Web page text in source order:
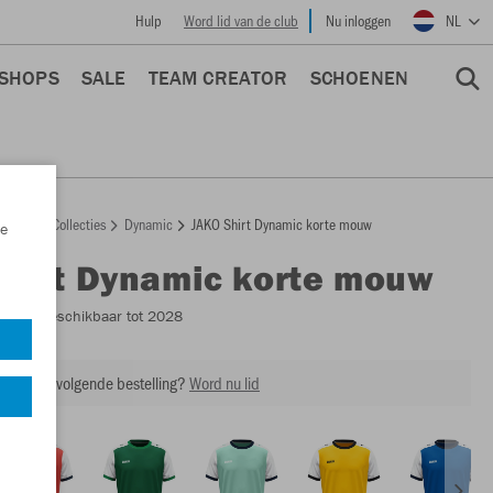
Hulp Word lid van de club Nu inloggen NL
SALE TEAM CREATOR SCHOENEN
Collecties Dynamic JAKO Shirt Dynamic korte mouw
Shirt Dynamic korte mouw
- Beschikbaar tot 2028
op je volgende bestelling?Word nu lid